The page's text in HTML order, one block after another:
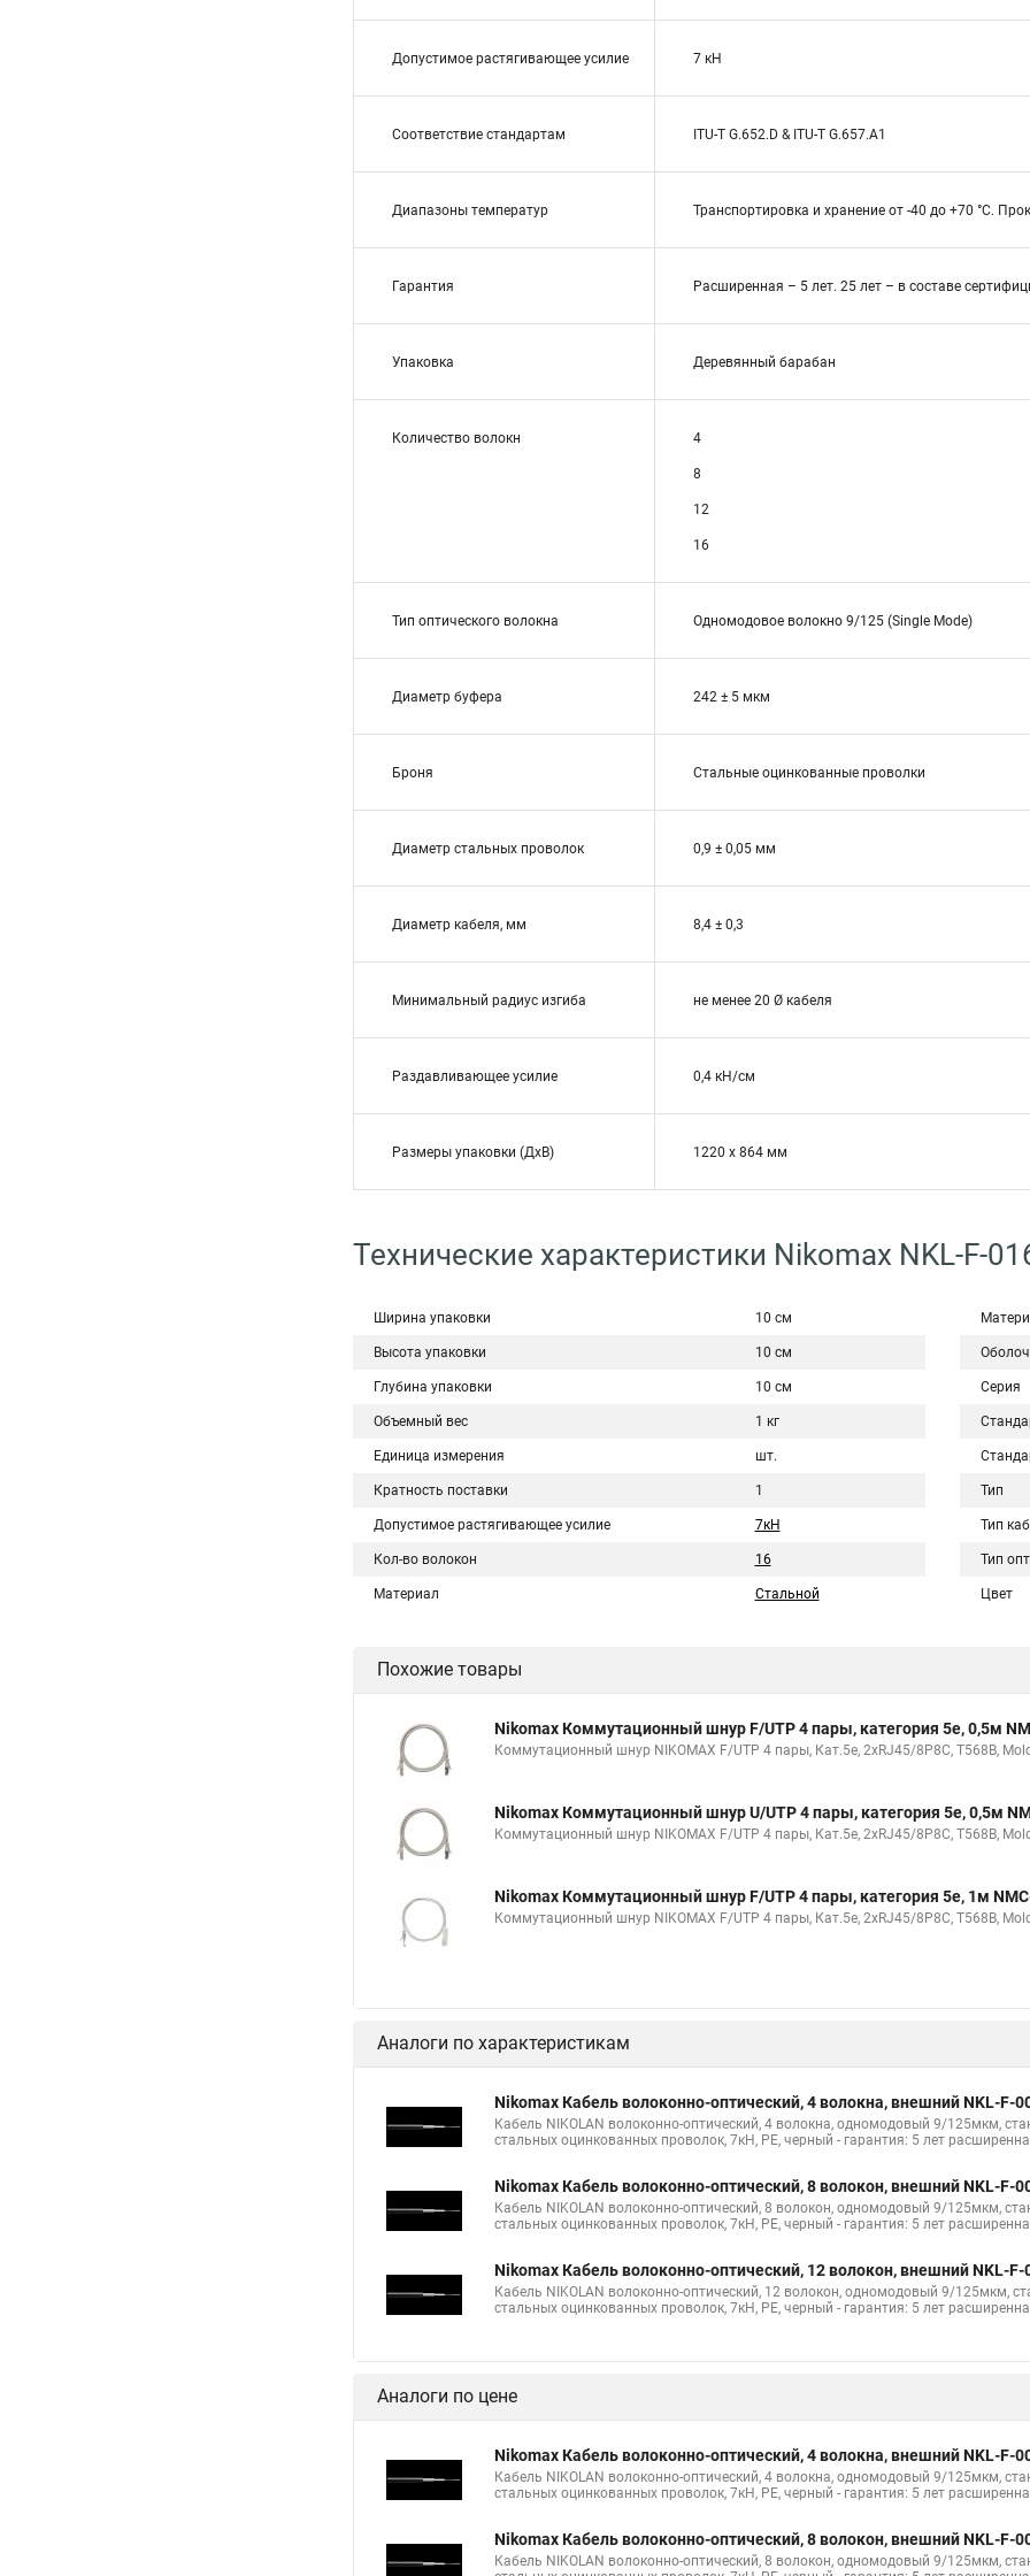
Допустимое растягивающее усилие 7 кН
Соответствие стандартам ITU-T G.652.D & ITU-T G.657.A1
Диапазоны температур Транспортировка и хранение от -40 до +70 °C.
Гарантия Расширенная – 5 лет. 25 лет – в составе
Упаковка Деревянный барабан
Количество волокн 4
8
12
16
Тип оптического волокна Одномодовое волокно 9/125 (Single Mode)
Диаметр буфера 242 ± 5 мкм
Броня Стальные оцинкованные проволки
Диаметр стальных проволок 0,9 ± 0,05 мм
Диаметр кабеля, мм 8,4 ± 0,3
Минимальный радиус изгиба не менее 20 Ø кабеля
Раздавливающее усилие 0,4 кН/см
Размеры упаковки (ДхВ) 1220 х 864 мм
Технические характеристики Nikomax NKL-F-
Ширина упаковки 10 см
Высота упаковки 10 см
Глубина упаковки 10 см
Объемный вес 1 кг
Единица измерения шт.
Кратность поставки 1
Допустимое растягивающее усилие 7кН
Кол-во волокон 16
Материал Стальной
Серия
Тип
Тип
Тип
Цвет
Похожие товары
Nikomax Коммутационный шнур F/UTP 4 пары, категория 5е, 0,5м
Коммутационный шнур NIKOMAX F/UTP 4 пары, Кат.5е, 2хRJ45/8P8C, T568B,
Nikomax Коммутационный шнур U/UTP 4 пары, категория 5е, 0,5м
Коммутационный шнур NIKOMAX F/UTP 4 пары, Кат.5е, 2хRJ45/8P8C, T568B,
Nikomax Коммутационный шнур F/UTP 4 пары, категория 5е, 1м
Коммутационный шнур NIKOMAX F/UTP 4 пары, Кат.5е, 2хRJ45/8P8C, T568B,
Аналоги по характеристикам
Nikomax Кабель волоконно-оптический, 4 волокна, внешний NKL-F-
Кабель NIKOLAN волоконно-оптический, 4 волокна, одномодовый 9/125мкм,
стальных оцинкованных проволок, 7кН, PE, черный - гарантия: 5 лет
Nikomax Кабель волоконно-оптический, 8 волокон, внешний NKL-F-
Кабель NIKOLAN волоконно-оптический, 8 волокон, одномодовый 9/125мкм,
стальных оцинкованных проволок, 7кН, PE, черный - гарантия: 5 лет
Nikomax Кабель волоконно-оптический, 12 волокон, внешний NKL-F-
Кабель NIKOLAN волоконно-оптический, 12 волокон, одномодовый 9/125мкм,
стальных оцинкованных проволок, 7кН, PE, черный - гарантия: 5 лет
Аналоги по цене
Nikomax Кабель волоконно-оптический, 4 волокна, внешний NKL-F-
Кабель NIKOLAN волоконно-оптический, 4 волокна, одномодовый 9/125мкм,
стальных оцинкованных проволок, 7кН, PE, черный - гарантия: 5 лет
Nikomax Кабель волоконно-оптический, 8 волокон, внешний NKL-F-
Кабель NIKOLAN волоконно-оптический, 8 волокон, одномодовый 9/125мкм,